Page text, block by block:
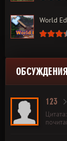
World
ОБСУЖДЕНИЯ
123